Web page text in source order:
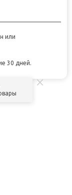
или
30 дней.